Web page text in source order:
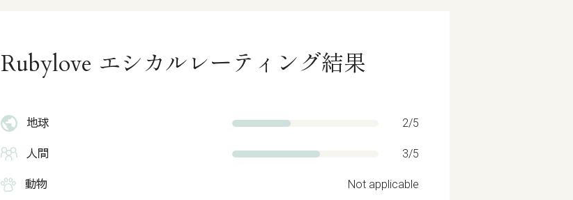
Rubylove エシカルレーティング結果
地球 2/5
人間 3/5
動物 Not applicable